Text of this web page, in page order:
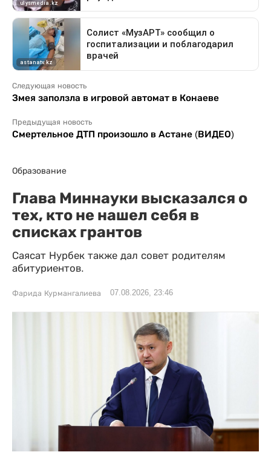
Следующая новость
Змея заползла в игровой автомат в Конаеве
Предыдущая новость
Смертельное ДТП произошло в Астане (ВИДЕО)
Образование
Глава Миннауки высказался о
тех, кто не нашел себя в
списках грантов
Саясат Нурбек также дал совет родителям
абитуриентов.
Фарида Курмангалиева 07.08.2026, 23:46